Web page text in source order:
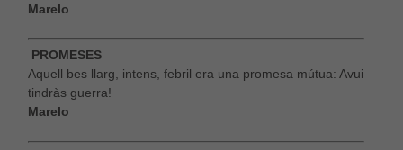
Marelo
PROMESES
Aquell bes llarg, intens, febril era una promesa mútua: Avui
tindràs guerra!
Marelo